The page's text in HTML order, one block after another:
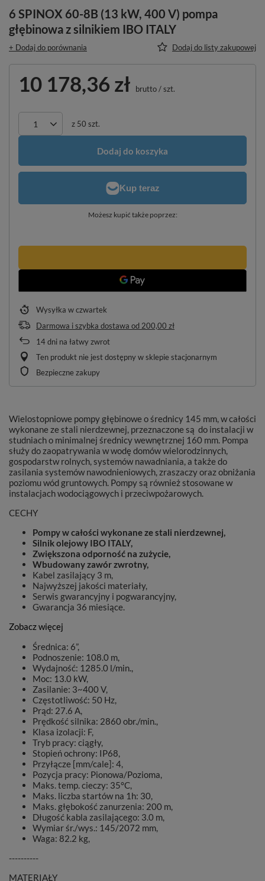
6 SPINOX 60-8B (13 kW, 400 V) pompa
głębinowa z silnikiem IBO ITALY
+ Dodaj do porównania Dodaj do listy zakupowej
10 178,36 zł brutto/szt.
z 50 szt.
Dodaj do koszyka
Możesz kupić także poprzez:
Wysyłka w czwartek
Darmowa i szybka dostawa od 200,00 zł
14dni na łatwy zwrot
Ten produkt nie jest dostępny w sklepie stacjonarnym
Bezpieczne zakupy
Wielostopniowe pompy głębinowe o średnicy 145 mm, w całości
wykonane ze stali nierdzewnej, przeznaczone są do instalacji w
studniach o minimalnej średnicy wewnętrznej 160 mm. Pompa
służy do zaopatrywania w wodę domów wielorodzinnych,
gospodarstw rolnych, systemów nawadniania, a także do
zasilania systemów nawodnieniowych, zraszaczy oraz obniżania
poziomu wód gruntowych. Pompy są również stosowane w
instalacjach wodociągowych i przeciwpożarowych.
CECHY
Pompy w całości wykonane ze stali nierdzewnej,
Silnik olejowy IBO ITALY,
Zwiększona odporność na zużycie,
Wbudowany zawór zwrotny,
Kabel zasilający 3 m,
Najwyższej jakości materiały,
Serwis gwarancyjny i pogwarancyjny,
Gwarancja 36 miesiące.
Zobacz więcej
Średnica: 6”,
Podnoszenie: 108.0 m,
Wydajność: 1285.0 l/min.,
Moc: 13.0 kW,
Zasilanie: 3~400 V,
Częstotliwość: 50 Hz,
Prąd: 27.6 A,
Prędkość silnika: 2860 obr./min.,
Klasa izolacji: F,
Tryb pracy: ciągły,
Stopień ochrony: IP68,
Przyłącze [mm/cale]: 4,
Pozycja pracy: Pionowa/Pozioma,
Maks. temp. cieczy: 35°C,
Maks. liczba startów na 1h: 30,
Maks. głębokość zanurzenia: 200 m,
Długość kabla zasilającego: 3.0 m,
Wymiar śr./wys.: 145/2072 mm,
Waga: 82.2 kg,
----------
MATERIAŁY